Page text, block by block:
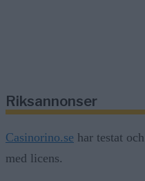
Riksannonser
Casinorino.se har testat
med licens.